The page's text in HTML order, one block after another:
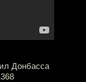
Донбасса